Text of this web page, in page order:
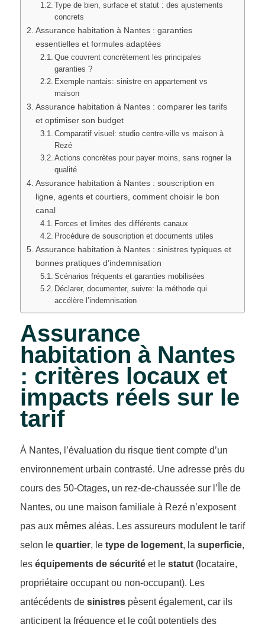
Type de bien, surface et statut : des ajustements
concrets
Assurance habitation à Nantes : garanties
essentielles et formules adaptées
Que couvrent concrètement les principales
garanties ?
Exemple nantais: sinistre en appartement vs
maison
Assurance habitation à Nantes : comparer les tarifs
et optimiser son budget
Comparatif visuel: studio centre-ville vs maison à
Rezé
Actions concrètes pour payer moins, sans rogner la
qualité
Assurance habitation à Nantes : souscription en
ligne, agents et courtiers, comment choisir le bon
canal
Forces et limites des différents canaux
Procédure de souscription et documents utiles
Assurance habitation à Nantes : sinistres typiques et
bonnes pratiques d’indemnisation
Scénarios fréquents et garanties mobilisées
Déclarer, documenter, suivre: la méthode qui
accélère l’indemnisation
Assurance
habitation à Nantes
: critères locaux et
impacts réels sur le
tarif
À Nantes, l’évaluation du risque tient compte d’un
environnement urbain contrasté. Une adresse près du
cours des 50-Otages, un rez-de-chaussée sur l’Île de
Nantes, ou une maison familiale à Rezé n’exposent
pas aux mêmes aléas. Les assureurs modulent le tarif
selon le quartier, le type de logement, la superficie,
les équipements de sécurité et le statut (locataire,
propriétaire occupant ou non-occupant). Les
antécédents de sinistres pèsent également, car ils
anticipent la fréquence et le coût potentiels des